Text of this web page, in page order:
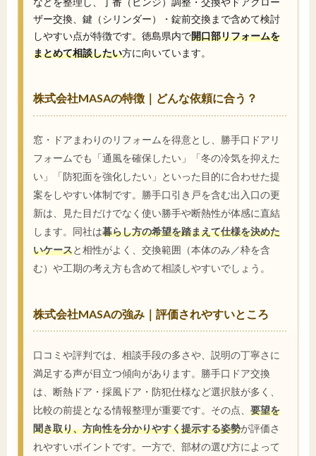
ザー交換、鍵（シリンダー）・錠前交換まで含めて検討
しやすい点が特徴です。徳島県内で開口部リフォームを
まとめて相談したい方に向いています。
株式会社MASAの特徴｜どんな依頼に合う？
窓・ドアまわりのリフォームを得意とし、勝手口ドアリ
フォームでも「通風を確保したい」「冬の冷気を抑えた
い」「防犯面を強化したい」といった目的に合わせた提
案をしやすい体制です。勝手口引き戸を含む出入口の更
新は、見た目だけでなく使い勝手や断熱性が体感に直結
します。同社は暮らし方の希望を踏まえて仕様を決めた
いケースと相性がよく、交換範囲（本体のみ／枠を含
む）や工期の考え方も含めて相談しやすいでしょう。
株式会社MASAの強み｜評価されやすいところ
口コミや評判では、相談手段の多さや、説明の丁寧さに
満足する声が目立つ傾向があります。勝手口ドア交換
は、断熱ドア・採風ドア・防犯仕様など選択肢が多く、
比較の前提となる情報整理が重要です。その点、 要望を
聞き取り、方向性を分かりやすく提示する姿勢が評価さ
れやすいポイントです。一方で、部材の選び方によって